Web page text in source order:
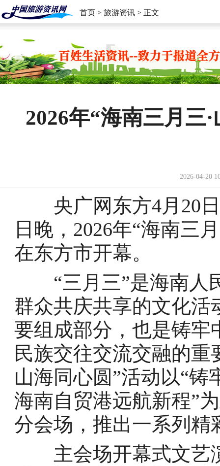
首页 > 旅游资讯 > 正文
2026年“海南三月三
2026-04-20
央广网东方4月20日
日晚，2026年“海南三
在东方市开幕。
“三月三”是海南人
群众共庆共享的文化活
要组成部分，也是铸牢
民族交往交流交融的重
山海同心圆”活动以“
海南自贸港远航新程”
分会场，推出一系列精
主会场开幕式文艺